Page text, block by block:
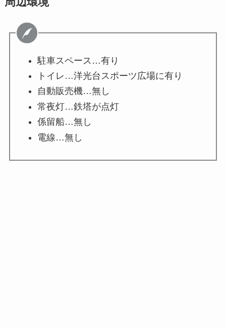
駐車スペース…有り
トイレ…洋光台スポーツ広場に有り
自動販売機…無し
常夜灯…鉄塔が点灯
係留船…無し
電線…無し